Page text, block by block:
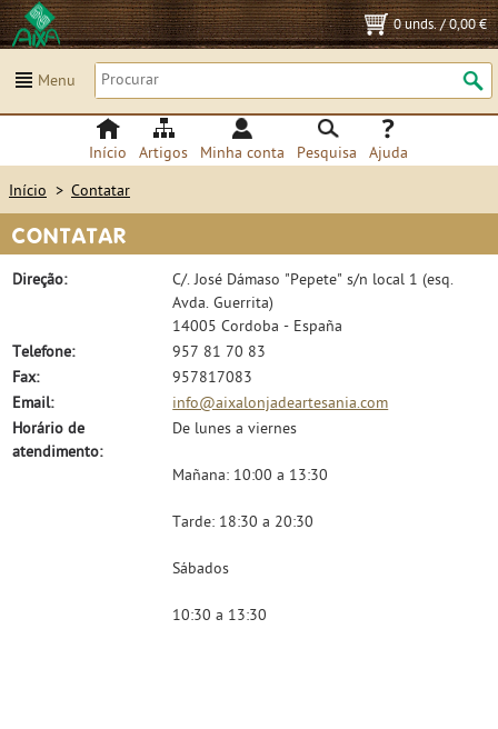
0 unds./0,00 €
Menu
Início Artigos Minha conta Pesquisa Ajuda
Início > Contatar
CONTATAR
Direção:
C/. José Dámaso "Pepete" s/n local 1 (esq.
Avda. Guerrita)
14005 Cordoba - España
Telefone:
957 81 70 83
Fax:
957817083
Email:
info@aixalonjadeartesania.com
Horário de
atendimento:
De lunes a viernes
Mañana: 10:00 a 13:30
Tarde: 18:30 a 20:30
Sábados
10:30 a 13:30